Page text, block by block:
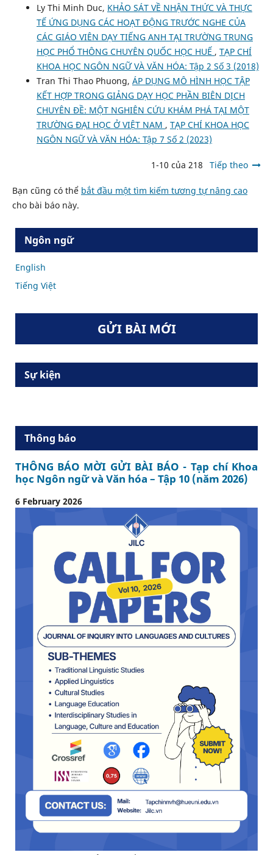
Ly Thi Minh Duc, KHẢO SÁT VỀ NHẬN THỨC VÀ THỰC
TẾ ỨNG DỤNG CÁC HOẠT ĐỘNG TRƯỚC NGHE CỦA
CÁC GIÁO VIÊN DẠY TIẾNG ANH TẠI TRƯỜNG TRUNG
HỌC PHỔ THÔNG CHUYÊN QUỐC HỌC HUẾ , TẠP CHÍ
KHOA HỌC NGÔN NGỮ VÀ VĂN HÓA: Tập 2 Số 3 (2018)
Tran Thi Thao Phuong, ÁP DỤNG MÔ HÌNH HỌC TẬP
KẾT HỢP TRONG GIẢNG DẠY HỌC PHẦN BIÊN DỊCH
CHUYÊN ĐỀ: MỘT NGHIÊN CỨU KHÁM PHÁ TẠI MỘT
TRƯỜNG ĐẠI HỌC Ở VIỆT NAM , TẠP CHÍ KHOA HỌC
NGÔN NGỮ VÀ VĂN HÓA: Tập 7 Số 2 (2023)
1-10 của 218 Tiếp theo
Bạn cũng có thể bắt đầu một tìm kiếm tương tự nâng cao
cho bài báo này.
Ngôn ngữ
English
Tiếng Việt
GỬI BÀI MỚI
Sự kiện
Thông báo
THÔNG BÁO MỜI GỬI BÀI BÁO - Tạp chí Khoa
học Ngôn ngữ và Văn hóa – Tập 10 (năm 2026)
6 February 2026